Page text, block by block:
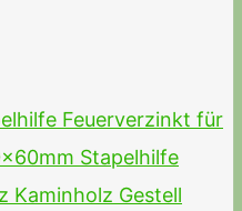
Feuerverzinkt für
Stapelhilfe
Kaminholz Gestell